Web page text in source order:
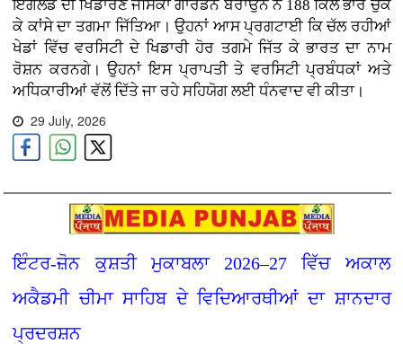
ਇੰਗਲੈਂਡ ਦੀ ਖਿਡਾਰਣ ਜੈਸਿਕਾ ਗਾਰਡਨ ਬਰਾਉਨ ਨੇ 188 ਕਿਲੋ ਭਾਰ ਚੁੱਕ
ਕੇ ਕਾਂਸੇ ਦਾ ਤਗਮਾ ਜਿੱਤਿਆ। ਉਹਨਾਂ ਆਸ ਪ੍ਰਗਟਾਈ ਕਿ ਚੱਲ ਰਹੀਆਂ
ਖੇਡਾਂ ਵਿੱਚ ਵਰਸਿਟੀ ਦੇ ਖਿਡਾਰੀ ਹੋਰ ਤਗਮੇ ਜਿੱਤ ਕੇ ਭਾਰਤ ਦਾ ਨਾਮ
ਰੋਸ਼ਨ ਕਰਨਗੇ। ਉਹਨਾਂ ਇਸ ਪ੍ਰਾਪਤੀ ਤੇ ਵਰਸਿਟੀ ਪ੍ਰਬੰਧਕਾਂ ਅਤੇ
ਅਧਿਕਾਰੀਆਂ ਵੱਲੋਂ ਦਿੱਤੇ ਜਾ ਰਹੇ ਸਹਿਯੋਗ ਲਈ ਧੰਨਵਾਦ ਵੀ ਕੀਤਾ।
29 July, 2026
ਇੰਟਰ-ਜ਼ੋਨ ਕੁਸ਼ਤੀ ਮੁਕਾਬਲਾ 2026–27 ਵਿੱਚ ਅਕਾਲ
ਅਕੈਡਮੀ ਚੀਮਾ ਸਾਹਿਬ ਦੇ ਵਿਦਿਆਰਥੀਆਂ ਦਾ ਸ਼ਾਨਦਾਰ
ਪ੍ਰਦਰਸ਼ਨ